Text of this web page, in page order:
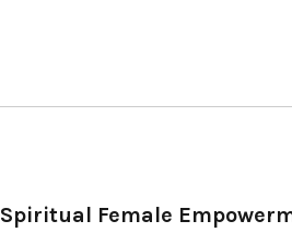
Spiritual Female